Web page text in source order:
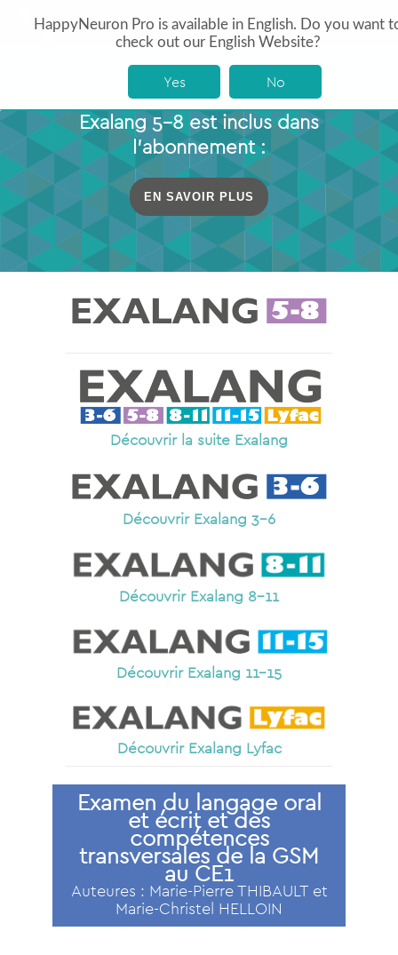
Exalang 5-8 est inclus dans
l’abonnement :
EN SAVOIR PLUS
Découvrir la suite Exalang
Découvrir Exalang 3-6
Découvrir Exalang 8-11
Découvrir Exalang 11-15
Découvrir Exalang Lyfac
Examen du langage oral
et écrit et des
compétences
transversales de la GSM
au CE1
Auteures : Marie-Pierre THIBAULT et
Marie-Christel HELLOIN
HappyNeuron Pro is available in English. Do you want
check out our English Website?
Yes No